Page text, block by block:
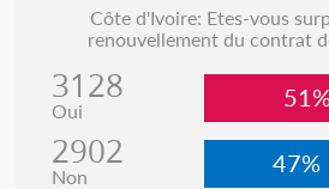
Côte d'Ivoire: Etes-vous
renouvellement du contrat
3128
Oui
2902
Non 47%